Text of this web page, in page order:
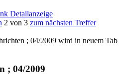
Detailanzeige
2 von 3 zum nächsten Treffer
wird in neuem Tab
; 04/2009